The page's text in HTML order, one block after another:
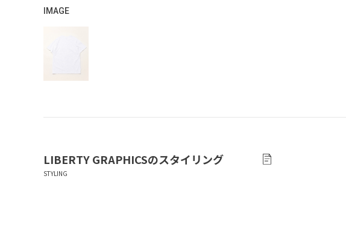
IMAGE
LIBERTY GRAPHICSのスタイリング